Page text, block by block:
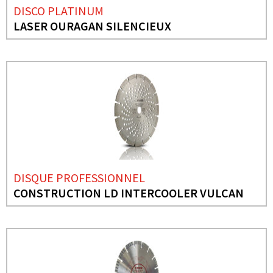
DISCO PLATINUM
LASER OURAGAN SILENCIEUX
DISQUE PROFESSIONNEL
CONSTRUCTION LD INTERCOOLER VULCAN